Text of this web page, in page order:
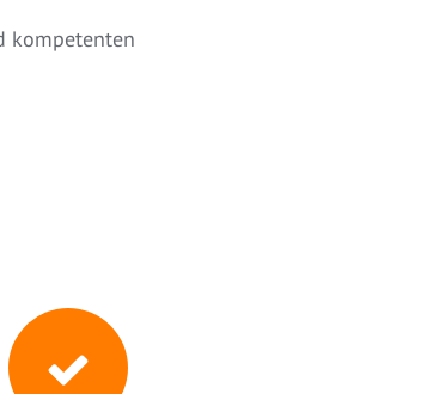
kompetenten